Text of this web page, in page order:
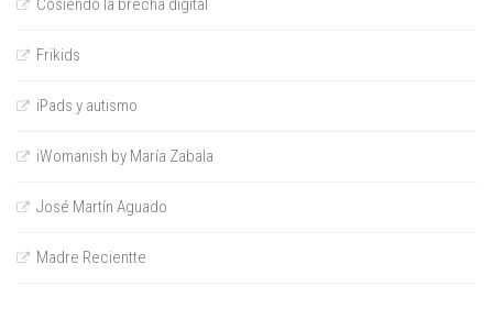
Cosiendo la brecha digital
Frikids
iPads y autismo
iWomanish by María Zabala
José Martín Aguado
Madre Recientte